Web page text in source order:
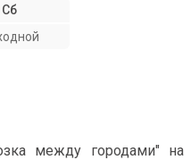
Сб
между городами" на